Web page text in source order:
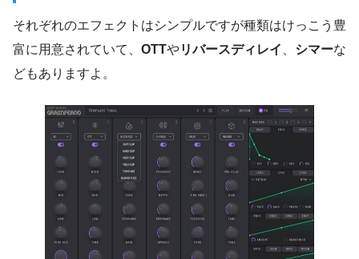
それぞれのエフェクトはシンプルですが種類はけっこう豊
富に用意されていて、 OTTやリバースディレイ シマーな
どもありますよ。